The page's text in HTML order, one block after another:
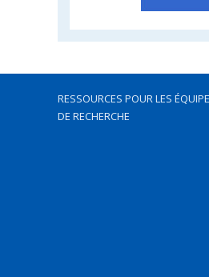
RESSOURCES POUR LES
DE RECHERCHE